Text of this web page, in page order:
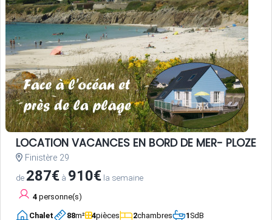
LOCATION VACANCES EN BORD DE MER-
Finistère 29
de 287€ à 910€ la semaine
4 personne(s)
Chalet 88m² 4pièces 2chambres 1SdB